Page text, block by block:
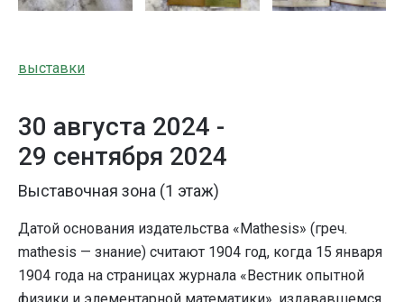
выставки
30 августа 2024 -
29 сентября 2024
Выставочная зона (1 этаж)
Датой основания издательства «Mathesis» (греч.
mathesis — знание) считают 1904 год, когда 15 января
1904 года на страницах журнала «Вестник опытной